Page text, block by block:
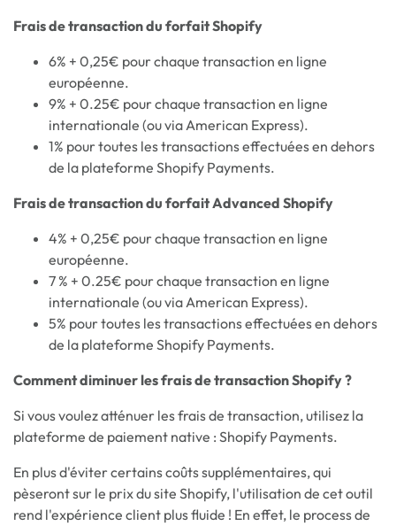
Frais de transaction du forfait Shopify
6% + 0,25€ pour chaque transaction en ligne
européenne.
9% + 0.25€ pour chaque transaction en ligne
internationale (ou via American Express).
1% pour toutes les transactions effectuées en dehors
de la plateforme Shopify Payments.
Frais de transaction du forfait Advanced Shopify
4% + 0,25€ pour chaque transaction en ligne
européenne.
7 % + 0.25€ pour chaque transaction en ligne
internationale (ou via American Express).
5% pour toutes les transactions effectuées en dehors
de la plateforme Shopify Payments.
Comment diminuer les frais de transaction Shopify ?
Si vous voulez atténuer les frais de transaction, utilisez la
plateforme de paiement native : Shopify Payments.
En plus d'éviter certains coûts supplémentaires, qui
pèseront sur le prix du site Shopify, l'utilisation de cet outil
rend l'expérience client plus fluide ! En effet, le process de